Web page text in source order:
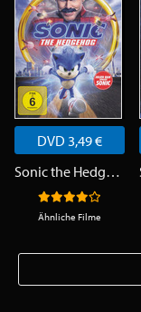
DVD 3,49 €
Sonic the Hedgehog
Ähnliche Filme